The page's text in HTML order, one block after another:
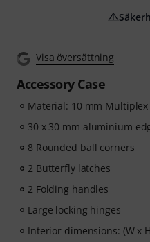
Visa översättning
Accessory Case
Material: 10 mm Multiplex
30 x 30 mm aluminium
8 Rounded ball corners
2 Butterfly latches
2 Folding handles
Large locking hinges
Interior dimensions: (W x